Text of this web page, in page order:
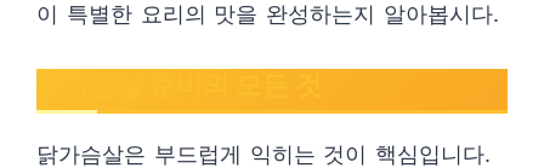
이 특별한 요리의 맛을 완성하는지 알아봅시다.
닭가슴살은 부드럽게 익히는 것이 핵심입니다.